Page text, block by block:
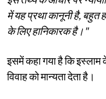
में यह प्रथा कानूनी है, बहुत
के लिए हानिकारक है।"
इसमें कहा गया है कि
विवाह को मान्यता देता है।